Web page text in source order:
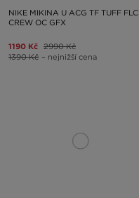
NIKE MIKINA U ACG TF TUFF FLC
CREW OC GFX
1190 Kč 2990 Kč
1390 Kč – nejnižší cena